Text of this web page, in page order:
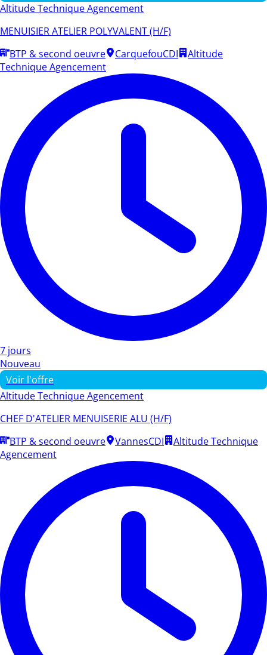
Altitude Technique Agencement
MENUISIER ATELIER POLYVALENT (H/F)
BTP & second oeuvre
CarquefouCDI
Altitude
Technique Agencement
7 jours
Nouveau
Voir l'offre
Altitude Technique Agencement
CHEF D'ATELIER MENUISERIE ALU (H/F)
BTP & second oeuvre
VannesCDI
Altitude Technique
Agencement